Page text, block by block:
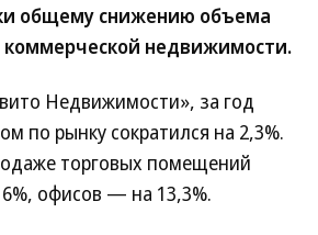
общему снижению объема
недвижимости.
Недвижимости», за год
по рынку сократился на 2,3%.
торговых помещений
офисов — на 13,3%.